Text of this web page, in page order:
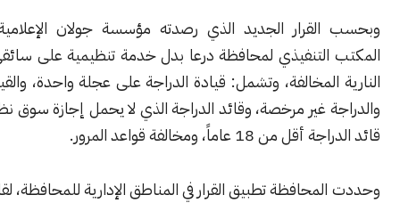
الجديد الذي رصدته مؤسسة جولان الإعلامية، فقد أقر
لمحافظة درعا بدل خدمة تنظيمية على سائقي الدراجات
وتشمل: قيادة الدراجة على عجلة واحدة، والقيادة الرعناء،
غير مرخصة، وقائد الدراجة الذي لا يحمل إجازة سوق نظامية، وعمر
عاماً، ومخالفة قواعد المرور.
تطبيق القرار في المناطق الإدارية للمحافظة، لقاء الخدمات